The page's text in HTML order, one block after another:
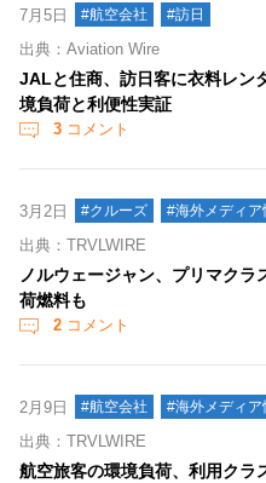
7月5日 #航空会社 #訪日
出典：Aviation Wire
JALと住商、訪日客に衣料レ
境負荷と利便性実証
3 コメント
3月2日 #クルーズ #海外メディア
出典：TRVLWIRE
ノルウェージャン、プリマク
荷燃料も
2 コメント
2月9日 #航空会社 #海外メディア
出典：TRVLWIRE
航空旅客の環境負荷、利用クラ